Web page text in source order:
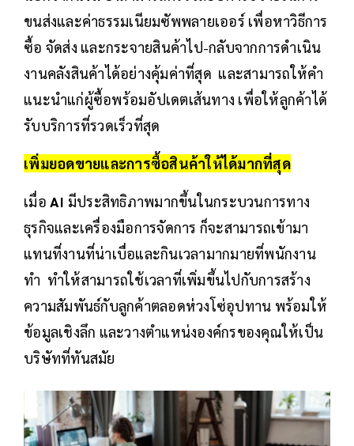
ขนส่งและค่าธรรมเนียมซัพพลายเออร์ เพื่อหาวิธีการ
ซื้อ จัดส่ง และกระจายสินค้าไป-กลับจากการดำเนิน
งานคลังสินค้าได้อย่างคุ้มค่าที่สุด และสามารถให้คำ
แนะนำแก่ผู้ซื้อพร้อมอัปเดตเส้นทาง เพื่อให้ลูกค้าได้
รับบริการที่รวดเร็วที่สุด
เพิ่มยอดขายและการซื้อสินค้าให้ได้มากที่สุด
เมื่อ AI มีประสิทธิภาพมากขึ้นในกระบวนการทาง
ธุรกิจและเครื่องมือการจัดการ ก็จะสามารถเข้ามา
แทนที่งานที่น่าเบื่อและกินเวลามากมายที่พนักงาน
ทำ ทำให้สามารถใช้เวลาที่เพิ่มขึ้นไปกับการสร้าง
ความสัมพันธ์กับลูกค้าตลอดห่วงโซ่อุปทาน พร้อมให้
ข้อมูลเชิงลึก และวางตำแหน่งองค์กรของคุณให้เป็น
บริษัทที่ทันสมัย